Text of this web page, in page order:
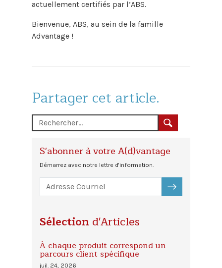
actuellement certifiés par l’ABS.
Bienvenue, ABS, au sein de la famille
Advantage !
Partager cet article.
S'abonner à votre A(d)vantage
Démarrez avec notre lettre d'information.
S'ABONNER
Sélection d'Articles
À chaque produit correspond un
parcours client spécifique
juil. 24, 2026